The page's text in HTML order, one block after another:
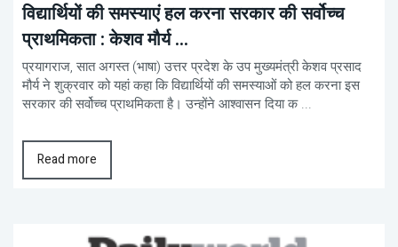
विद्यार्थियों की समस्याएं हल करना सरकार की सर्वोच्च
प्राथमिकता : केशव मौर्य ...
प्रयागराज, सात अगस्त (भाषा) उत्तर प्रदेश के उप मुख्यमंत्री केशव प्रसाद
मौर्य ने शुक्रवार को यहां कहा कि विद्यार्थियों की समस्याओं को हल करना इस
सरकार की सर्वोच्च प्राथमिकता है। उन्होंने आश्वासन दिया क ...
Read more